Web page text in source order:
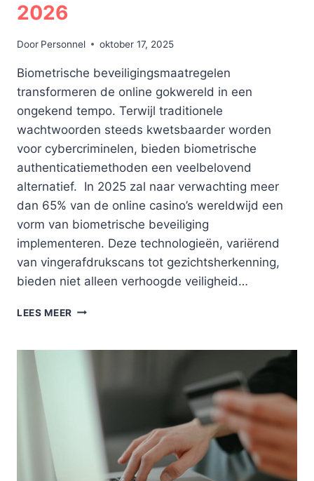
2026
Door Personnel oktober 17, 2025
Biometrische beveiligingsmaatregelen
transformeren de online gokwereld in een
ongekend tempo. Terwijl traditionele
wachtwoorden steeds kwetsbaarder worden
voor cybercriminelen, bieden biometrische
authenticatiemethoden een veelbelovend
alternatief. In 2025 zal naar verwachting meer
dan 65% van de online casino’s wereldwijd een
vorm van biometrische beveiliging
implementeren. Deze technologieën, variërend
van vingerafdrukscans tot gezichtsherkenning,
bieden niet alleen verhoogde veiligheid…
LEES MEER BIOMETRISCHE
TOEKOMST